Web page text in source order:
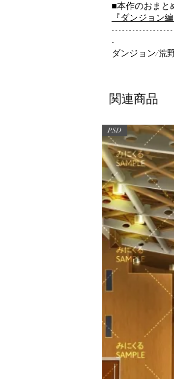
■本作のおまと
『ダンジョン
-
ダンジョン/荒
関連商品
PSD